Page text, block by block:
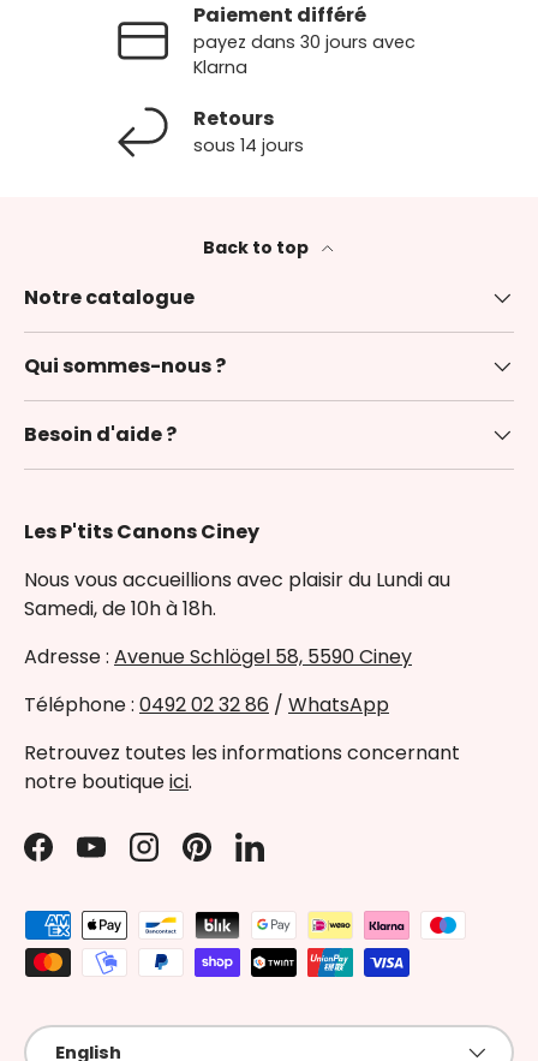
Paiement différé
payez dans 30 jours avec
Klarna
Retours
sous 14 jours
Back to top
Notre catalogue
Qui sommes-nous ?
Besoin d'aide ?
Les P'tits Canons Ciney
Nous vous accueillions avec plaisir du Lundi au
Samedi, de 10h à 18h.
Adresse : Avenue Schlögel 58, 5590 Ciney
Téléphone : 0492 02 32 86 / WhatsApp
Retrouvez toutes les informations concernant
notre boutiqueici.
Facebook
YouTubeInstagram
PinterestLinkedIn
Payment methods accepted
Language
English